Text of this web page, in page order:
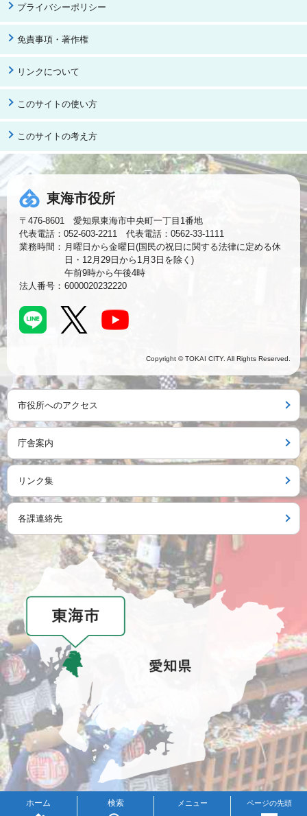
ホーム 検索 メニュー
プライバシーポリシー
免責事項・著作権
リンクについて
このサイトの使い方
このサイトの考え方
東海市役所
〒476-8601 愛知県東海市中央町一丁目1番地
代表電話：052-603-2211 代表電話：0562-33-1111
業務時間： 月曜日から金曜日(国民の祝日に関する法律に定める休
日・12月29日から1月3日を除く)
午前9時から午後4時
法人番号： 6000020232220
Copyright © TOKAI CITY. All Rights Reserved.
市役所へのアクセス
庁舎案内
リンク集
各課連絡先